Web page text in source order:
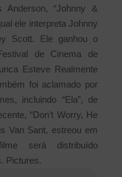
Anderson, “Johnny &
ele interpreta Johnny
Scott. Ele ganhou o
de Cinema de
Esteve Realmente
foi aclamado por
incluindo “Ela”, de
“Don’t Worry, He
Van Sant, estreou em
será distribuído
Pictures.